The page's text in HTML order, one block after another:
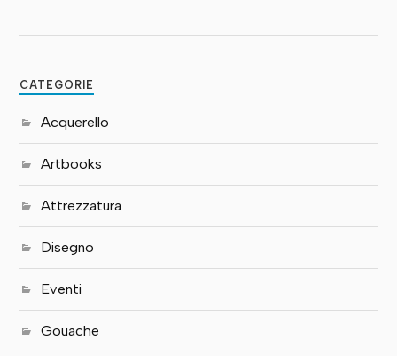
CATEGORIE
Acquerello
Artbooks
Attrezzatura
Disegno
Eventi
Gouache